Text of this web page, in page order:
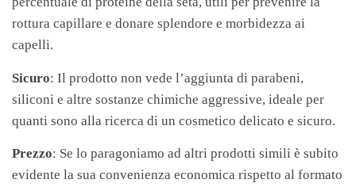
rottura capillare e donare splendore e morbidezza ai
capelli.
Sicuro: Il prodotto non vede l’aggiunta di parabeni,
siliconi e altre sostanze chimiche aggressive, ideale per
quanti sono alla ricerca di un cosmetico delicato e sicuro.
Prezzo: Se lo paragoniamo ad altri prodotti simili è subito
evidente la sua convenienza economica rispetto al formato